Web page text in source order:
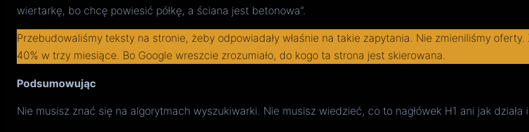
wiertarkę, bo chcę powiesić półkę, a ściana jest betonowa”.
Przebudowaliśmy teksty na stronie, żeby odpowiadały właśnie na takie zapytania. Nie zmieniliśmy
40% w trzy miesiące. Bo Google wreszcie zrozumiało, do kogo ta strona jest skierowana.
Podsumowując
Nie musisz znać się na algorytmach wyszukiwarki. Nie musisz wiedzieć, co to nagłówek H1 ani jak działa